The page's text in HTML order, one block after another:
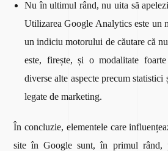
Nu în ultimul rând, nu uita să
Utilizarea Google Analytics este un
un indiciu motorului de căutare că
este, firește, și o modalitate
diverse alte aspecte precum statistici
legate de marketing.
În concluzie, elementele care
site în Google sunt, în primul rând,